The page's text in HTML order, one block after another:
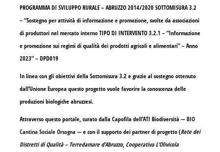
PROGRAMMA DI SVILUPPO RURALE – ABRUZZO 2014/2020 SOTTOMISURA 3.2
– “Sostegno per attività di informazione e promozione, svolte da associazioni
di produttori nel mercato interno TIPO DI INTERVENTO 3.2.1 – “Informazione
e promozione sui regimi di qualità dei prodotti agricoli e alimentari” – Anno
2023” – DPD019
In linea con gli obiettivi della Sottomisura 3.2 e grazie al sostegno ottenuto
dall’Unione Europea questo progetto vuole favorire la conoscenza delle
produzioni biologiche abruzzesi.
Attraverso questo portale, curato dalla Capofila dell’ATI Biodiversità —BIO
Cantina Sociale Orsogna — e con il supporto dei partner di progetto (Rete dei
Distretti di Qualità – Terredamare d’Abruzzo, Cooperativa L’Olivicola